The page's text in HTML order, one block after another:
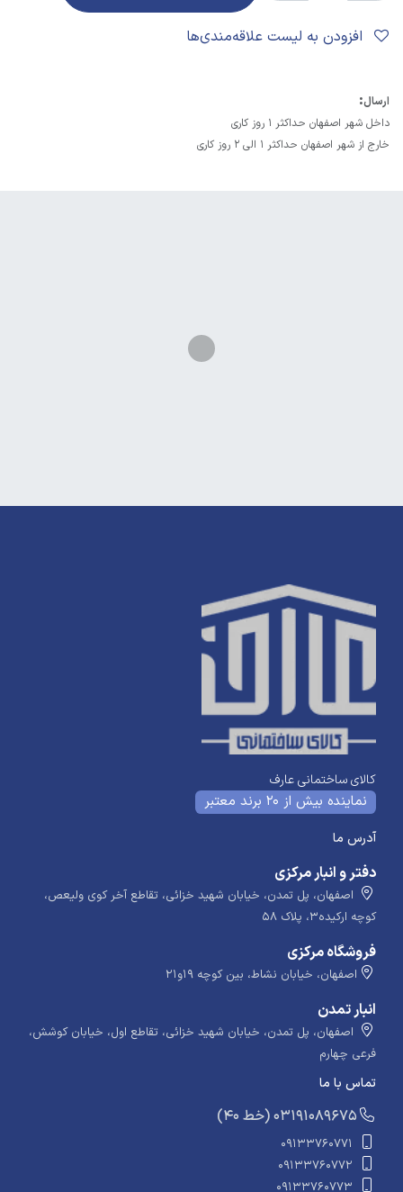
ارسال:
داخل شهر اصفهان حداکثر 1 روز کاری
خارج از شهر اصفهان حداکثر 1 الی 2 روز کاری
کالای ساختمانی عارف
نماینده بیش از 20 برند معتبر
آدرس ما
دفتر و انبار مرکزی
اصفهان، پل تمدن، خیابان شهید خزائی، تقاطع آخر کوی ولیعص،
کوچه ارکیده۳، پلاک ۵۸
فروشگاه مرکزی
اصفهان، خیابان نشاط، بین کوچه ۱۹و۲۱
انبار تمدن
اصفهان، پل تمدن، خیابان شهید خزائی، تقاطع اول، خیابان کوشش،
فرعی چهارم
تماس با ما
​​​ (40 خط) 03191089675
09133760771
09133760772
09133760773